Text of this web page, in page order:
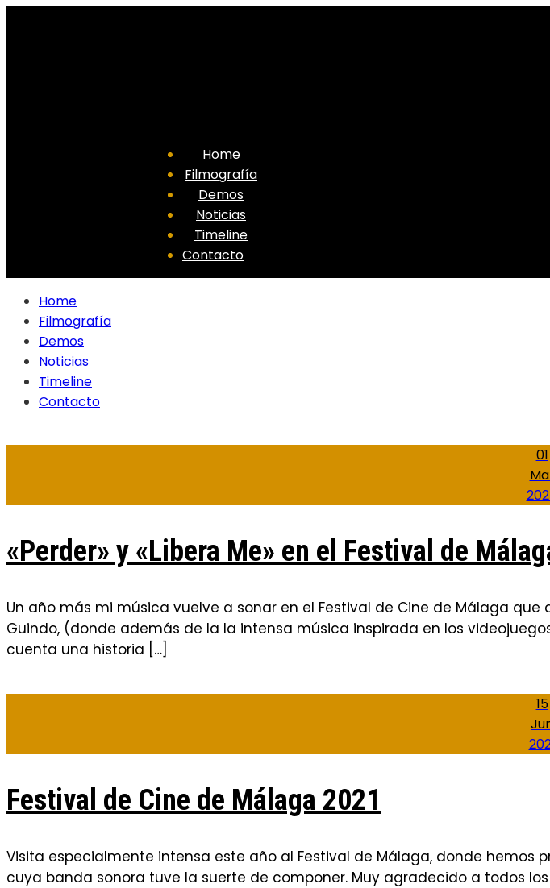
Home
Filmografía
Demos
Noticias
Timeline
Contacto
Home
Filmografía
Demos
Noticias
Timeline
Contacto
01
«Perder» y «Libera Me» en el Festival de
Un año más mi música vuelve a sonar en el Festival de Cine de Málaga que
Guindo, (donde además de la la intensa música inspirada en los
cuenta una historia […]
15
Festival de Cine de Málaga 2021
Visita especialmente intensa este año al Festival de Málaga, donde hemos
cuya banda sonora tuve la suerte de componer. Muy agradecido a todos